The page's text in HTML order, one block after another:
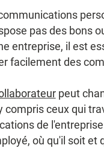
pas des bons
entreprise, il est
facilement des
peut
ceux qui
de
où qu'il soit et